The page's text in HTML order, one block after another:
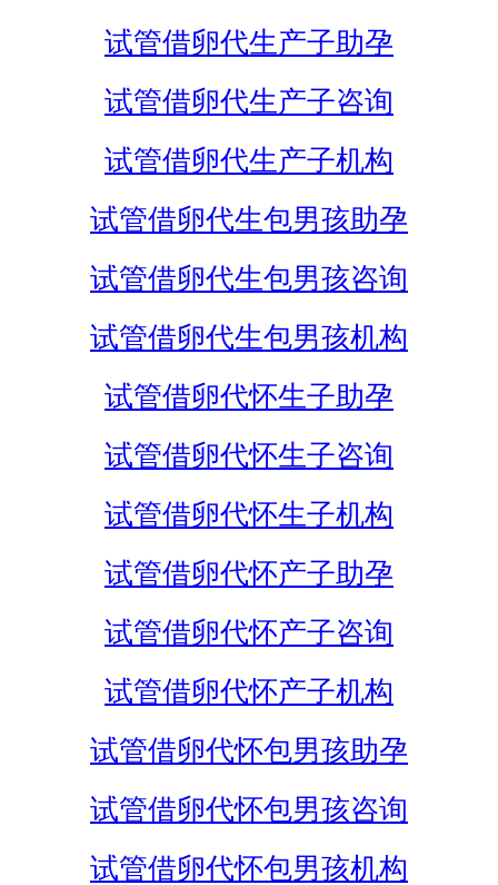
试管借卵代生产子助孕
试管借卵代生产子咨询
试管借卵代生产子机构
试管借卵代生包男孩助孕
试管借卵代生包男孩咨询
试管借卵代生包男孩机构
试管借卵代怀生子助孕
试管借卵代怀生子咨询
试管借卵代怀生子机构
试管借卵代怀产子助孕
试管借卵代怀产子咨询
试管借卵代怀产子机构
试管借卵代怀包男孩助孕
试管借卵代怀包男孩咨询
试管借卵代怀包男孩机构